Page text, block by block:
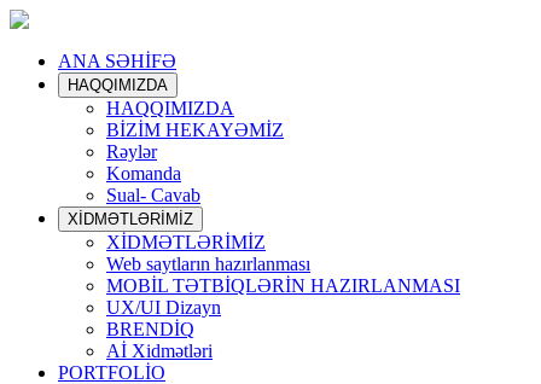
ANA SƏHİFƏ
HAQQIMIZDA
HAQQIMIZDA
BİZİM HEKAYƏMİZ
Rəylər
Komanda
Sual- Cavab
XİDMƏTLƏRİMİZ
XİDMƏTLƏRİMİZ
Web saytların hazırlanması
MOBİL TƏTBİQLƏRİN HAZIRLANMASI
UX/UI Dizayn
BRENDİQ
Aİ Xidmətləri
PORTFOLİO